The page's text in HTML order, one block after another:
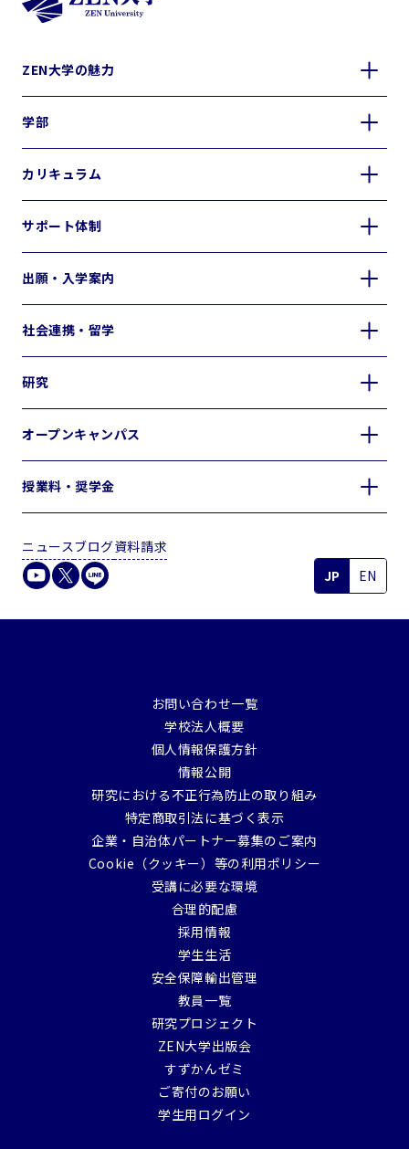
ZEN大学の魅力
学部
カリキュラム
サポート体制
出願・入学案内
社会連携・留学
研究
オープンキャンパス
授業料・奨学金
ニュースブログ資料請求
JP
EN
お問い合わせ一覧
学校法人概要
個人情報保護方針
情報公開
研究における不正行為防止の取り組み
特定商取引法に基づく表示
企業・自治体パートナー募集のご案内
Cookie（クッキー）等の利用ポリシー
受講に必要な環境
合理的配慮
採用情報
学生生活
安全保障輸出管理
教員一覧
研究プロジェクト
ZEN大学出版会
すずかんゼミ
ご寄付のお願い
学生用ログイン